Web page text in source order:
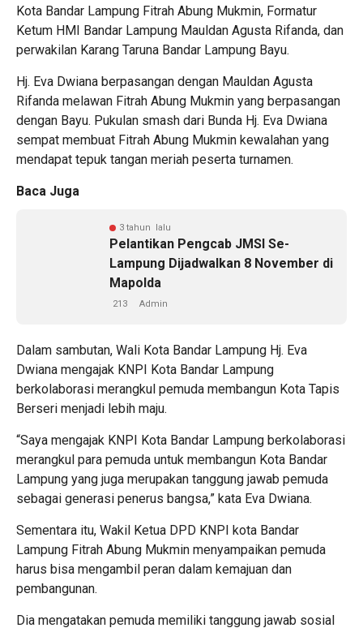
Kota Bandar Lampung Fitrah Abung Mukmin, Formatur
Ketum HMI Bandar Lampung Mauldan Agusta Rifanda, dan
perwakilan Karang Taruna Bandar Lampung Bayu.
Hj. Eva Dwiana berpasangan dengan Mauldan Agusta
Rifanda melawan Fitrah Abung Mukmin yang berpasangan
dengan Bayu. Pukulan smash dari Bunda Hj. Eva Dwiana
sempat membuat Fitrah Abung Mukmin kewalahan yang
mendapat tepuk tangan meriah peserta turnamen.
Baca Juga
3 tahun lalu
Pelantikan Pengcab JMSI Se-
Lampung Dijadwalkan 8 November di
Mapolda
213 Admin
Dalam sambutan, Wali Kota Bandar Lampung Hj. Eva
Dwiana mengajak KNPI Kota Bandar Lampung
berkolaborasi merangkul pemuda membangun Kota Tapis
Berseri menjadi lebih maju.
“Saya mengajak KNPI Kota Bandar Lampung berkolaborasi
merangkul para pemuda untuk membangun Kota Bandar
Lampung yang juga merupakan tanggung jawab pemuda
sebagai generasi penerus bangsa,” kata Eva Dwiana.
Sementara itu, Wakil Ketua DPD KNPI kota Bandar
Lampung Fitrah Abung Mukmin menyampaikan pemuda
harus bisa mengambil peran dalam kemajuan dan
pembangunan.
Dia mengatakan pemuda memiliki tanggung jawab sosial